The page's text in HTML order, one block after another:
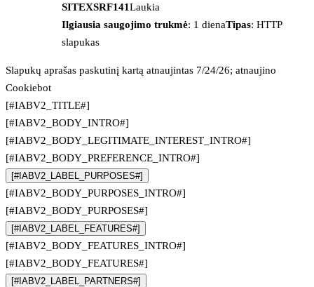
SITEXSRF141Laukia
Ilgiausia saugojimo trukmė: 1 dienaTipas: HTTP
slapukas
Slapukų aprašas paskutinį kartą atnaujintas 7/24/26; atnaujino
Cookiebot
[#IABV2_TITLE#]
[#IABV2_BODY_INTRO#]
[#IABV2_BODY_LEGITIMATE_INTEREST_INTRO#]
[#IABV2_BODY_PREFERENCE_INTRO#]
[#IABV2_LABEL_PURPOSES#]
[#IABV2_BODY_PURPOSES_INTRO#]
[#IABV2_BODY_PURPOSES#]
[#IABV2_LABEL_FEATURES#]
[#IABV2_BODY_FEATURES_INTRO#]
[#IABV2_BODY_FEATURES#]
[#IABV2_LABEL_PARTNERS#]